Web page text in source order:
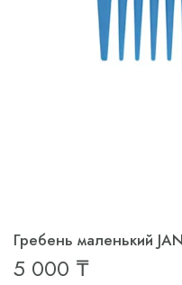
Гребень маленький
5 000 ₸